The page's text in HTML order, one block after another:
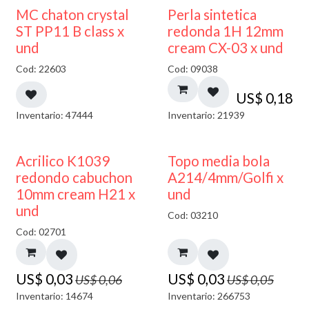
MC chaton crystal
ST PP11 B class x
und
Cod: 22603
Inventario: 47444
Perla sintetica
redonda 1H 12mm
cream CX-03 x und
Cod: 09038
US$ 0,18
Inventario: 21939
50% DESCUENTO
Acrilico K1039
redondo cabuchon
10mm cream H21 x
und
Cod: 02701
US$ 0,03US$0,06
Inventario: 14674
40% DESCUENTO
Topo media bola
A214/4mm/Golfi x
und
Cod: 03210
US$ 0,03US$0,05
Inventario: 266753